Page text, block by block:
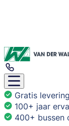
Gratis
100+ jaar
400+ bussen